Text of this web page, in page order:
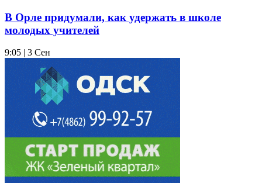
В Орле придумали, как удержать в школе
молодых учителей
9:05 | 3 Сен